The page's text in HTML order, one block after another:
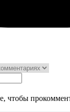
чтобы